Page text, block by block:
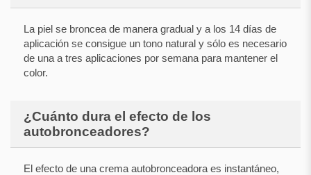
La piel se broncea de manera gradual y a los 14 días de
aplicación se consigue un tono natural y sólo es necesario
de una a tres aplicaciones por semana para mantener el
color.
¿Cuánto dura el efecto de los
autobronceadores?
El efecto de una crema autobronceadora es instantáneo,